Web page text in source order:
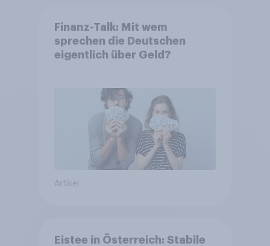
Finanz-Talk: Mit wem
sprechen die Deutschen
eigentlich über Geld?
Artikel
Eistee in Österreich: Stabile